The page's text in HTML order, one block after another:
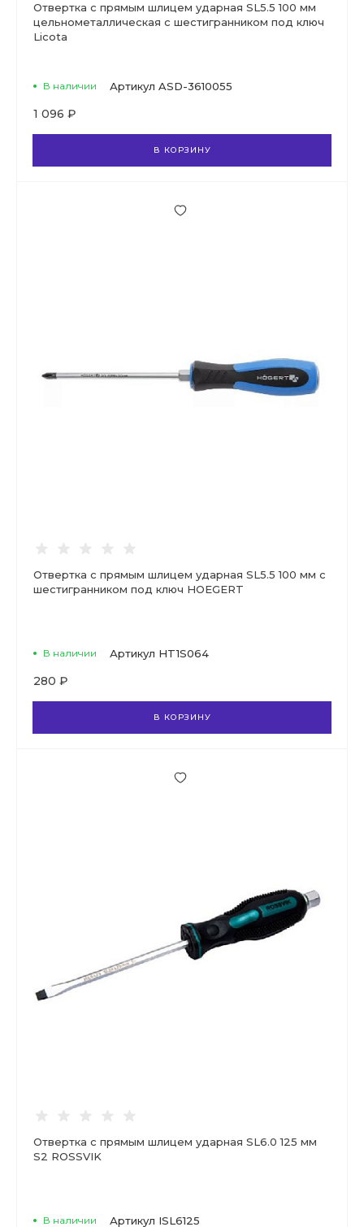
Отвертка с прямым шлицем ударная SL5.5 100 мм
цельнометаллическая с шестигранником под ключ
Licota
В наличии Артикул ASD-3610055
1 096 ₽
В КОРЗИНУ
Отвертка с прямым шлицем ударная SL5.5 100 мм с
шестигранником под ключ HOEGERT
В наличии Артикул HT1S064
280 ₽
В КОРЗИНУ
Отвертка с прямым шлицем ударная SL6.0 125 мм
S2 ROSSVIK
В наличии Артикул ISL6125